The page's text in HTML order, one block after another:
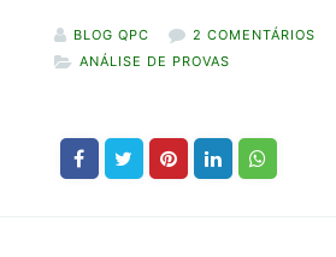
BLOG QPC
2 COMENTÁRIOS
ANÁLISE DE PROVAS